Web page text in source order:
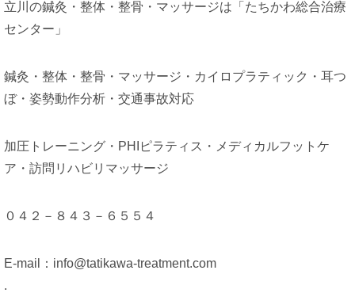
立川の鍼灸・整体・整骨・マッサージは「たちかわ総合治療
センター」
鍼灸・整体・整骨・マッサージ・カイロプラティック・耳つ
ぼ・姿勢動作分析・交通事故対応
加圧トレーニング・PHIピラティス・メディカルフットケ
ア・訪問リハビリマッサージ
０４２－８４３－６５５４
E-mail：info@tatikawa-treatment.com
.